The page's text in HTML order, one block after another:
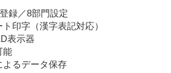
録／8部門設定
印字（漢字表記対応）
表示器
能
よるデータ保存